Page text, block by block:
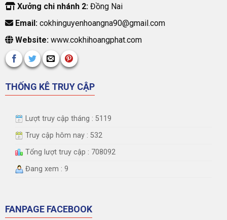
Xưởng chi nhánh 2:Đồng Nai
Email:cokhinguyenhoangna90@gmail.com
Website:www.cokhihoangphat.com
THỐNG KÊ TRUY CẬP
Lượt truy cập tháng : 5119
Truy cập hôm nay : 532
Tổng lượt truy cập : 708092
Đang xem : 9
FANPAGE FACEBOOK